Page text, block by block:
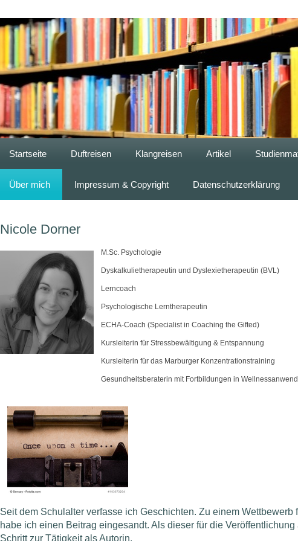
Startseite Duftreisen Klangreisen Artikel
Über mich Impressum & Copyright Datenschutzerklärung
Nicole Dorner
M.Sc. Psychologie
Dyskalkulietherapeutin und Dyslexietherapeutin (BVL)
Lerncoach
Psychologische Lerntherapeutin
ECHA-Coach (Specialist in Coaching the Gifted)
Kursleiterin für Stressbewältigung & Entspannung
Kursleiterin für das Marburger Konzentrationstraining
Gesundheitsberaterin mit Fortbildungen in
Seit dem Schulalter verfasse ich Geschichten. Zu einem
habe ich einen Beitrag eingesandt. Als dieser für die
Schritt zur Tätigkeit als Autorin.